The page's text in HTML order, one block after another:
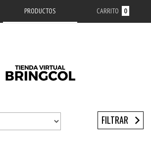
PRODUCTOS CARRITO 0
FILTRAR